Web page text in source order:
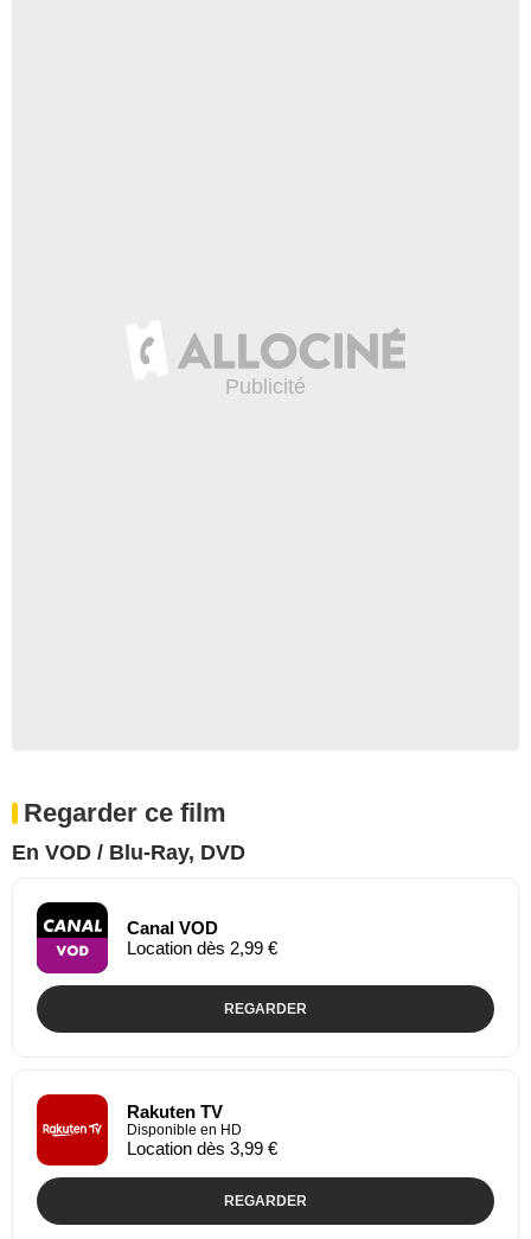
Regarder ce film
En VOD / Blu-Ray, DVD
Canal VOD
Location dès 2,99 €
REGARDER
Rakuten TV
Disponible en HD
Location dès 3,99 €
REGARDER